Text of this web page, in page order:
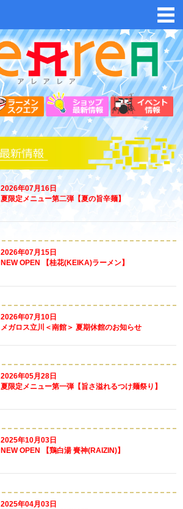
2026年07月16日
夏限定メニュー第二弾【夏の旨辛麺】
2026年07月15日
NEW OPEN 【桂花(KEIKA)ラーメン】
2026年07月10日
メガロス立川＜南館＞ 夏期休館のお知らせ
2026年05月28日
夏限定メニュー第一弾【旨さ溢れるつけ麺祭り】
2025年10月03日
NEW OPEN 【鶏白湯 賚神(RAIZIN)】
2025年04月03日